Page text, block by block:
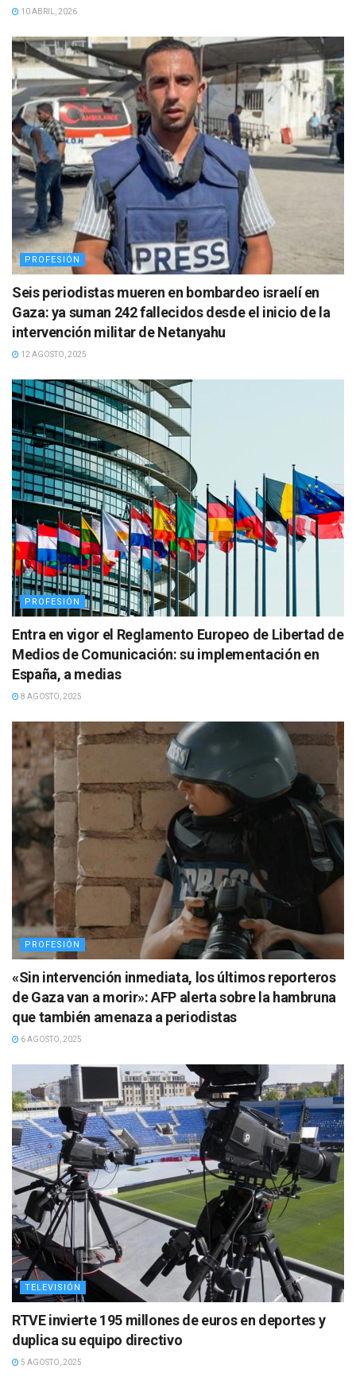
10 ABRIL, 2026
PROFESIÓN
Seis periodistas mueren en bombardeo israelí en
Gaza: ya suman 242 fallecidos desde el inicio de la
intervención militar de Netanyahu
12 AGOSTO, 2025
PROFESIÓN
Entra en vigor el Reglamento Europeo de Libertad de
Medios de Comunicación: su implementación en
España, a medias
8 AGOSTO, 2025
PROFESIÓN
«Sin intervención inmediata, los últimos reporteros
de Gaza van a morir»: AFP alerta sobre la hambruna
que también amenaza a periodistas
6 AGOSTO, 2025
TELEVISIÓN
RTVE invierte 195 millones de euros en deportes y
duplica su equipo directivo
5 AGOSTO, 2025